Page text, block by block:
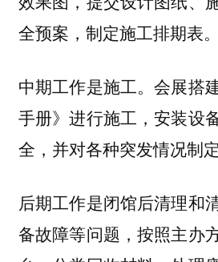
全预案，制定施工排期表。
中期工作是施工。会展搭
手册》进行施工，安装设
全，并对各种突发情况制
后期工作是闭馆后清理和
备故障等问题，按照主办